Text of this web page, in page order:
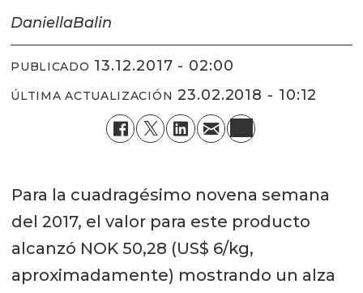
DaniellaBalin
PUBLICADO 13.12.2017 - 02:00
ÚLTIMA ACTUALIZACIÓN 23.02.2018 - 10:12
Para la cuadragésimo novena semana
del 2017, el valor para este producto
alcanzó NOK 50,28 (US$ 6/kg,
aproximadamente) mostrando un alza